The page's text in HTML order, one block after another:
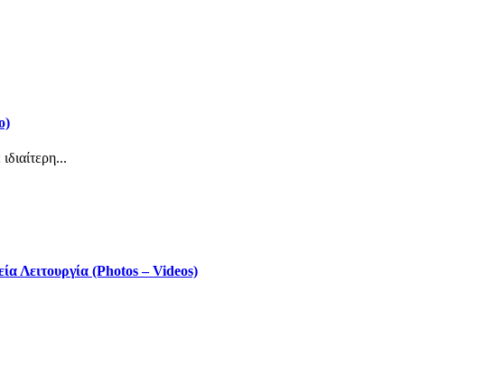
Λειτουργία (Photos – Videos)